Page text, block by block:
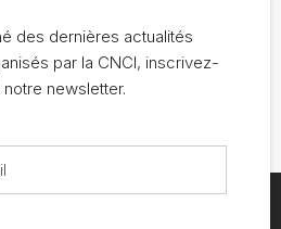
des dernières actualités
par la CNCI, inscrivez-
newsletter.